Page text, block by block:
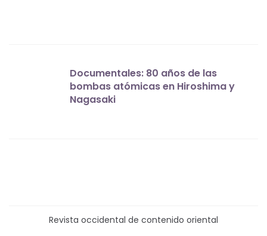
Documentales: 80 años de las
bombas atómicas en Hiroshima y
Nagasaki
Revista occidental de contenido oriental